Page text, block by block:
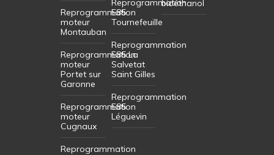
Reprogrammation
moteur
Montauban
Reprogrammation
moteur
Portet sur
Garonne
Reprogrammation
moteur
Cugnaux
Reprogrammation
Reprogrammation
E85
Tournefeuille
Reprogrammation
E85 La
Salvetat
Saint Gilles
Reprogrammation
E85
Léguevin
bioéthanol